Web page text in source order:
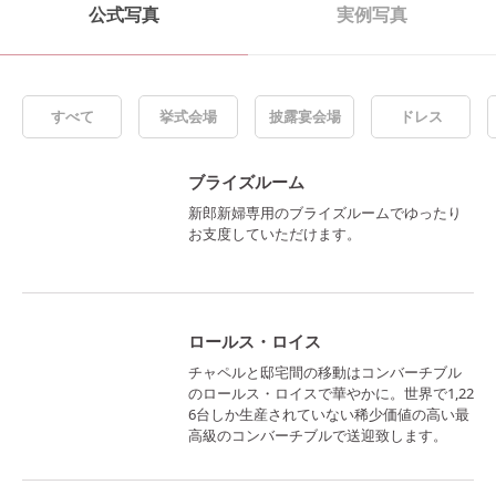
公式写真 実例写真
すべて 挙式会場 披露宴会場 ドレス
ブライズルーム
新郎新婦専用のブライズルームでゆったり
お支度していただけます。
ロールス・ロイス
チャペルと邸宅間の移動はコンバーチブル
のロールス・ロイスで華やかに。世界で1,22
6台しか生産されていない稀少価値の高い最
高級のコンバーチブルで送迎致します。